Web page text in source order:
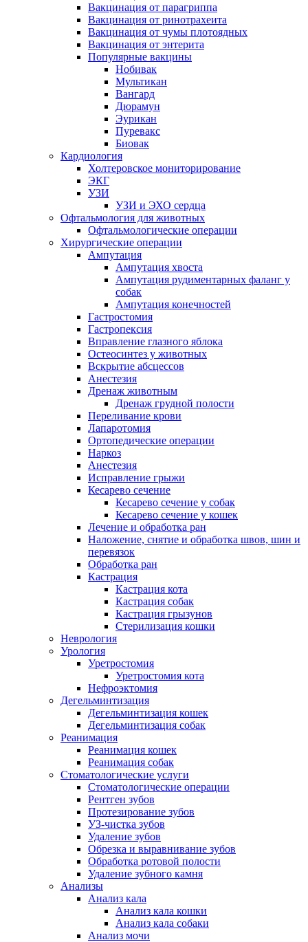
Вакцинация от парагриппа
Вакцинация от ринотрахеита
Вакцинация от чумы плотоядных
Вакцинация от энтерита
Популярные вакцины
Нобивак
Мультикан
Вангард
Дюрамун
Эурикан
Пуревакс
Биовак
Кардиология
Холтеровское мониторирование
ЭКГ
УЗИ
УЗИ и ЭХО сердца
Офтальмология для животных
Офтальмологические операции
Хирургические операции
Ампутация
Ампутация хвоста
Ампутация рудиментарных фаланг у
собак
Ампутация конечностей
Гастростомия
Гастропексия
Вправление глазного яблока
Остеосинтез у животных
Вскрытие абсцессов
Анестезия
Дренаж животным
Дренаж грудной полости
Переливание крови
Лапаротомия
Ортопедические операции
Наркоз
Анестезия
Исправление грыжи
Кесарево сечение
Кесарево сечение у собак
Кесарево сечение у кошек
Лечение и обработка ран
Наложение, снятие и обработка швов, шин и
перевязок
Обработка ран
Кастрация
Кастрация кота
Кастрация собак
Кастрация грызунов
Стерилизация кошки
Неврология
Урология
Уретростомия
Уретростомия кота
Нефроэктомия
Дегельминтизация
Дегельминтизация кошек
Дегельминтизация собак
Реанимация
Реанимация кошек
Реанимация собак
Стоматологические услуги
Стоматологические операции
Рентген зубов
Протезирование зубов
УЗ-чистка зубов
Удаление зубов
Обрезка и выравнивание зубов
Обработка ротовой полости
Удаление зубного камня
Анализы
Анализ кала
Анализ кала кошки
Анализ кала собаки
Анализ мочи